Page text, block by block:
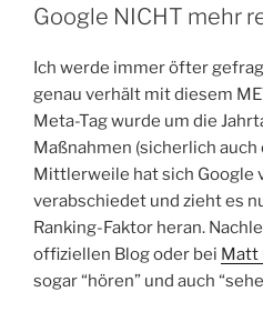
Google NICHT mehr
Ich werde immer öfter
genau verhält mit diesem
Meta-Tag wurde um die
Maßnahmen (sicherlich
Mittlerweile hat sich Google
verabschiedet und zieht es
Ranking-Faktor heran.
offiziellen Blog oder bei Matt
sogar “hören” und auch